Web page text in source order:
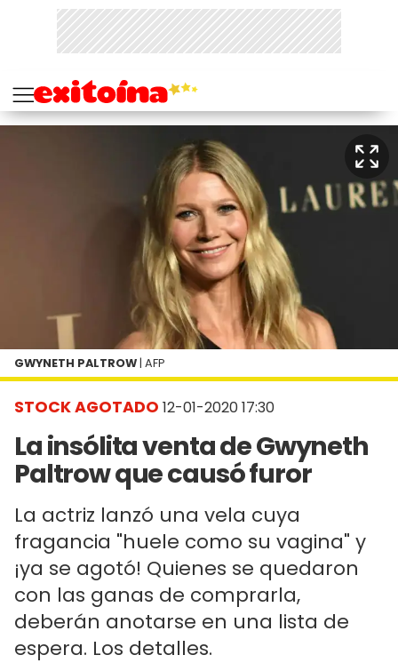
STOCK AGOTADO 12-01-2020 17:30
La insólita venta de Gwyneth
Paltrow que causó furor
La actriz lanzó una vela cuya
fragancia "huele como su vagina" y
¡ya se agotó! Quienes se quedaron
con las ganas de comprarla,
deberán anotarse en una lista de
espera. Los detalles.
GWYNETH PALTROW | AFP